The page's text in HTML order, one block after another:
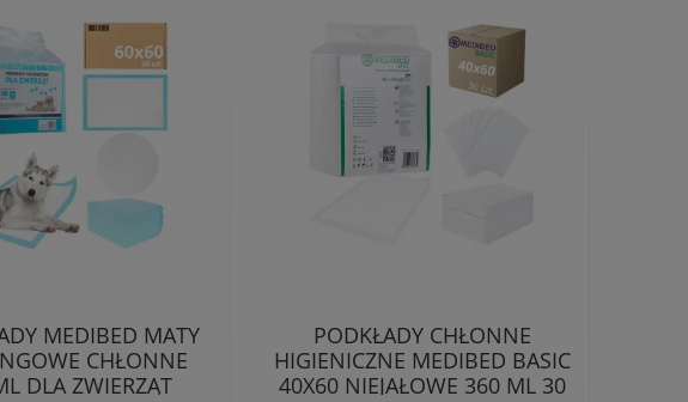
MEDIBED MATY
CHŁONNE
DLA ZWIERZĄT
PODKŁADY CHŁONNE
HIGIENICZNE MEDIBED BASIC
40X60 NIEJAŁOWE 360 ML 30